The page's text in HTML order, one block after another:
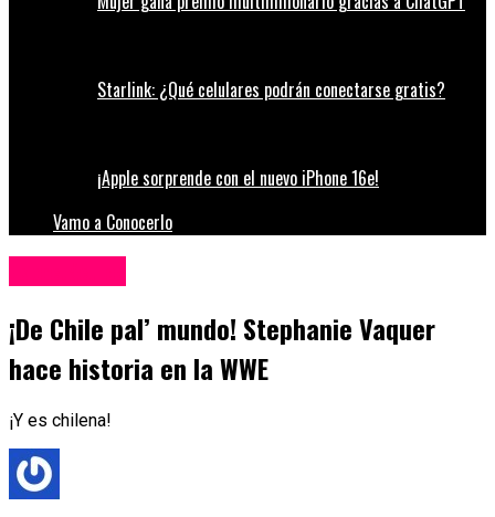
Starlink: ¿Qué celulares podrán conectarse gratis?
¡Apple sorprende con el nuevo iPhone 16e!
Vamo a Conocerlo
¡De Chile pal’ mundo! Stephanie Vaquer
hace historia en la WWE
¡Y es chilena!